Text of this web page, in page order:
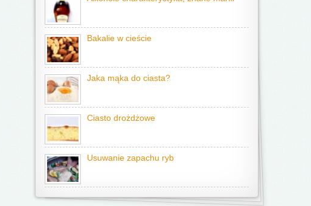
Bakalie w cieście
Jaka mąka do ciasta?
Ciasto drożdżowe
Usuwanie zapachu ryb